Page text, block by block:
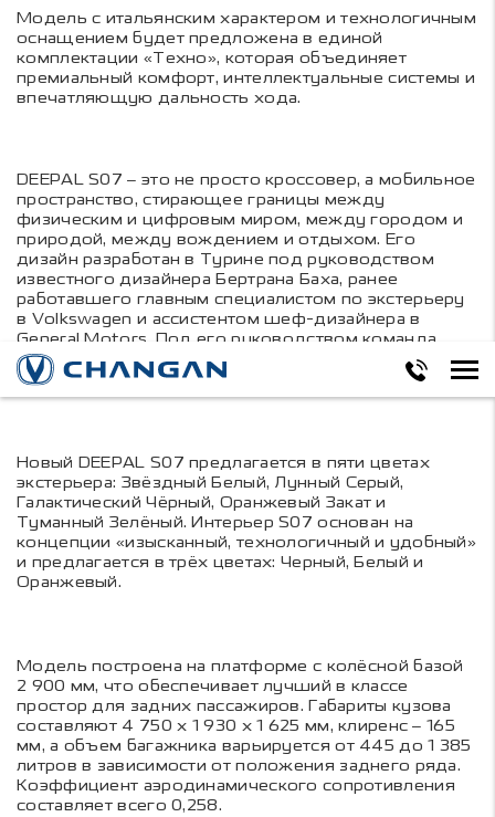
Модель с итальянским характером и технологичным
оснащением будет предложена в единой
комплектации «Техно», которая объединяет
премиальный комфорт, интеллектуальные системы и
впечатляющую дальность хода.
DEEPAL S07 – это не просто кроссовер, а мобильное
пространство, стирающее границы между
физическим и цифровым миром, между городом и
природой, между вождением и отдыхом. Его
дизайн разработан в Турине под руководством
известного дизайнера Бертрана Баха, ранее
работавшего главным специалистом по экстерьеру
в Volkswagen и ассистентом шеф-дизайнера в
General Motors. Под его руководством команда
создала облик S07, сочетающий футуристичные
линии, динамичность и премиальный стиль.
Новый DEEPAL S07 предлагается в пяти цветах
экстерьера: Звёздный Белый, Лунный Серый,
Галактический Чёрный, Оранжевый Закат и
Туманный Зелёный. Интерьер S07 основан на
концепции «изысканный, технологичный и удобный»
и предлагается в трёх цветах: Черный, Белый и
Оранжевый.
Модель построена на платформе с колёсной базой
2 900 мм, что обеспечивает лучший в классе
простор для задних пассажиров. Габариты кузова
составляют 4 750 х 1 930 х 1 625 мм, клиренс – 165
мм, а объем багажника варьируется от 445 до 1 385
литров в зависимости от положения заднего ряда.
Коэффициент аэродинамического сопротивления
составляет всего 0,258.